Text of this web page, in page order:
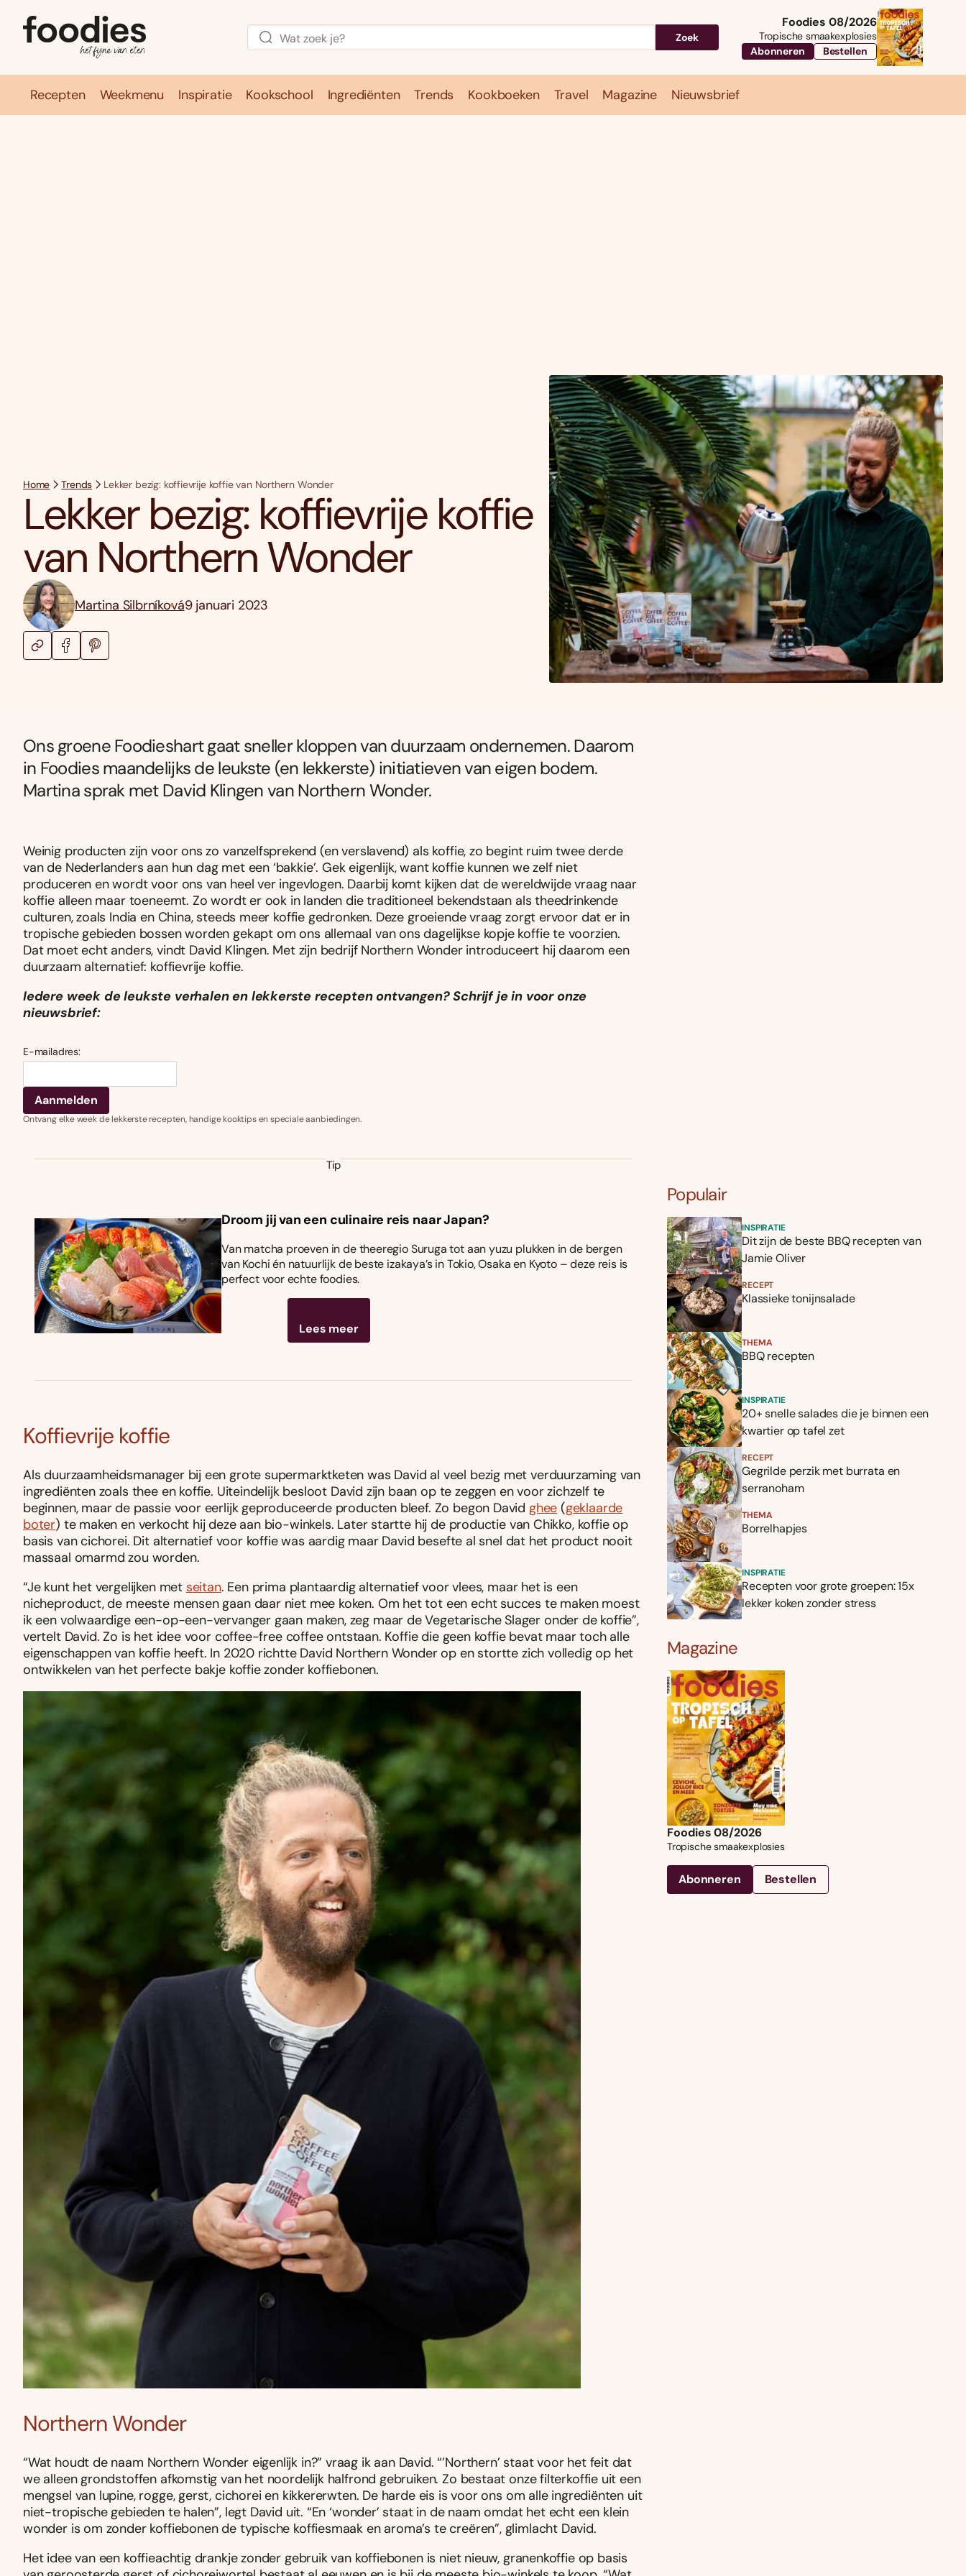
Zoek
Foodies 08/2026
Tropische smaakexplosies
Abonneren
Bestellen
Recepten Weekmenu Inspiratie Kookschool Ingrediënten Trends Kookboeken Travel Magazine Nieuwsbrief
Home Trends Lekker bezig: koffievrije koffie van Northern Wonder
Lekker bezig: koffievrije koffie
van Northern Wonder
Martina Silbrníková9 januari 2023
Ons groene Foodieshart gaat sneller kloppen van duurzaam ondernemen. Daarom
in Foodies maandelijks de leukste (en lekkerste) initiatieven van eigen bodem.
Martina sprak met David Klingen van Northern Wonder.
Weinig producten zijn voor ons zo vanzelfsprekend (en verslavend) als koffie, zo begint ruim twee derde
van de Nederlanders aan hun dag met een ‘bakkie’. Gek eigenlijk, want koffie kunnen we zelf niet
produceren en wordt voor ons van heel ver ingevlogen. Daarbij komt kijken dat de wereldwijde vraag naar
koffie alleen maar toeneemt. Zo wordt er ook in landen die traditioneel bekendstaan als theedrinkende
culturen, zoals India en China, steeds meer koffie gedronken. Deze groeiende vraag zorgt ervoor dat er in
tropische gebieden bossen worden gekapt om ons allemaal van ons dagelijkse kopje koffie te voorzien.
Dat moet echt anders, vindt David Klingen. Met zijn bedrijf Northern Wonder introduceert hij daarom een
duurzaam alternatief: koffievrije koffie.
Iedere week de leukste verhalen en lekkerste recepten ontvangen? Schrijf je in voor onze
nieuwsbrief:
E-mailadres:
Ontvang elke week de lekkerste recepten, handige kooktips en speciale aanbiedingen.
Tip
Droom jij van een culinaire reis naar Japan?
Van matcha proeven in de theeregio Suruga tot aan yuzu plukken in de bergen
van Kochi én natuurlijk de beste izakaya’s in Tokio, Osaka en Kyoto – deze reis is
perfect voor echte foodies.
Lees meer
Koffievrije koffie
Als duurzaamheidsmanager bij een grote supermarktketen was David al veel bezig met verduurzaming van
ingrediënten zoals thee en koffie. Uiteindelijk besloot David zijn baan op te zeggen en voor zichzelf te
beginnen, maar de passie voor eerlijk geproduceerde producten bleef. Zo begon David ghee (geklaarde
boter) te maken en verkocht hij deze aan bio-winkels. Later startte hij de productie van Chikko, koffie op
basis van cichorei. Dit alternatief voor koffie was aardig maar David besefte al snel dat het product nooit
massaal omarmd zou worden.
“Je kunt het vergelijken met seitan. Een prima plantaardig alternatief voor vlees, maar het is een
nicheproduct, de meeste mensen gaan daar niet mee koken. Om het tot een echt succes te maken moest
ik een volwaardige een-op-een-vervanger gaan maken, zeg maar de Vegetarische Slager onder de koffie”,
vertelt David. Zo is het idee voor coffee-free coffee ontstaan. Koffie die geen koffie bevat maar toch alle
eigenschappen van koffie heeft. In 2020 richtte David Northern Wonder op en stortte zich volledig op het
ontwikkelen van het perfecte bakje koffie zonder koffiebonen.
Northern Wonder
“Wat houdt de naam Northern Wonder eigenlijk in?” vraag ik aan David. “’Northern’ staat voor het feit dat
we alleen grondstoffen afkomstig van het noordelijk halfrond gebruiken. Zo bestaat onze filterkoffie uit een
mengsel van lupine, rogge, gerst, cichorei en kikkererwten. De harde eis is voor ons om alle ingrediënten uit
niet-tropische gebieden te halen”, legt David uit. “En ‘wonder’ staat in de naam omdat het echt een klein
wonder is om zonder koffiebonen de typische koffiesmaak en aroma’s te creëren”, glimlacht David.
Het idee van een koffieachtig drankje zonder gebruik van koffiebonen is niet nieuw, granenkoffie op basis
Populair
INSPIRATIE
Dit zijn de beste BBQ recepten van
Jamie Oliver
RECEPT
Klassieke tonijnsalade
THEMA
BBQ recepten
INSPIRATIE
20+ snelle salades die je binnen een
kwartier op tafel zet
RECEPT
Gegrilde perzik met burrata en
serranoham
THEMA
Borrelhapjes
INSPIRATIE
Recepten voor grote groepen: 15x
lekker koken zonder stress
Magazine
Foodies 08/2026
Tropische smaakexplosies
Abonneren Bestellen